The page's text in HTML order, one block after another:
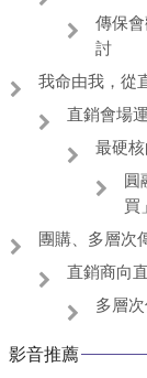
傳保
討
我命由我，從
直銷會場
最硬
圓
買
團購、多層次
直銷商向
多層
影音推薦